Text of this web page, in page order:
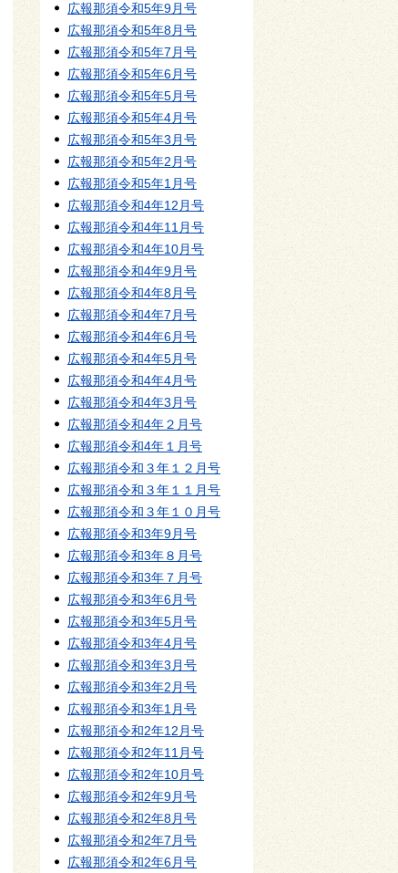
広報那須令和5年9月号
広報那須令和5年8月号
広報那須令和5年7月号
広報那須令和5年6月号
広報那須令和5年5月号
広報那須令和5年4月号
広報那須令和5年3月号
広報那須令和5年2月号
広報那須令和5年1月号
広報那須令和4年12月号
広報那須令和4年11月号
広報那須令和4年10月号
広報那須令和4年9月号
広報那須令和4年8月号
広報那須令和4年7月号
広報那須令和4年6月号
広報那須令和4年5月号
広報那須令和4年4月号
広報那須令和4年3月号
広報那須令和4年２月号
広報那須令和4年１月号
広報那須令和３年１２月号
広報那須令和３年１１月号
広報那須令和３年１０月号
広報那須令和3年9月号
広報那須令和3年８月号
広報那須令和3年７月号
広報那須令和3年6月号
広報那須令和3年5月号
広報那須令和3年4月号
広報那須令和3年3月号
広報那須令和3年2月号
広報那須令和3年1月号
広報那須令和2年12月号
広報那須令和2年11月号
広報那須令和2年10月号
広報那須令和2年9月号
広報那須令和2年8月号
広報那須令和2年7月号
広報那須令和2年6月号